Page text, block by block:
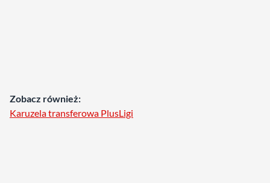
Zobacz również:
Karuzela transferowa PlusLigi